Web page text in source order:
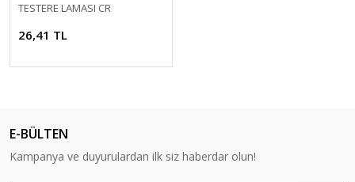
TESTERE LAMASI CR
26,41 TL
E-BÜLTEN
Kampanya ve duyurulardan ilk siz haberdar olun!